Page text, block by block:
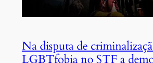
Na disputa de
LGBTfobia no STF a